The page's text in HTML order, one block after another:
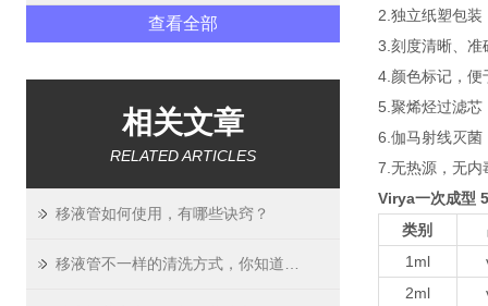
查看全部
相关文章
RELATED ARTICLES
移液管如何使用，有哪些诀窍？
2.独立纸塑包装
3.刻度清晰、准
4.颜色标记，便
5.聚烯烃过滤芯
6.伽马射线灭菌
7.无热源，无内
Virya一次成型
类别
1ml
2ml